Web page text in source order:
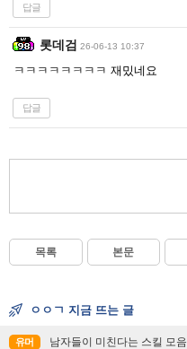
답글
롯데검 26-06-13 10:37
ㅋㅋㅋㅋㅋㅋㅋㅋ 재밌네요
답글
목록 본문
ㅇㅇㄱ 지금 뜨는 글
유머 남자들이 미친다는 스킬 모음